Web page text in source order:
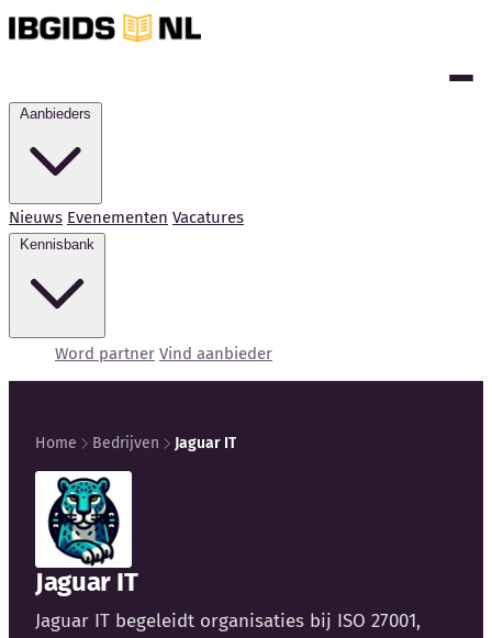
Nieuws Evenementen Vacatures
Word partner Vind aanbieder
Kennisbank
Blog
Bedrijfsupdates
Externe bronnen
Home Bedrijven Jaguar IT
Jaguar IT
Jaguar IT begeleidt organisaties bij ISO 27001,